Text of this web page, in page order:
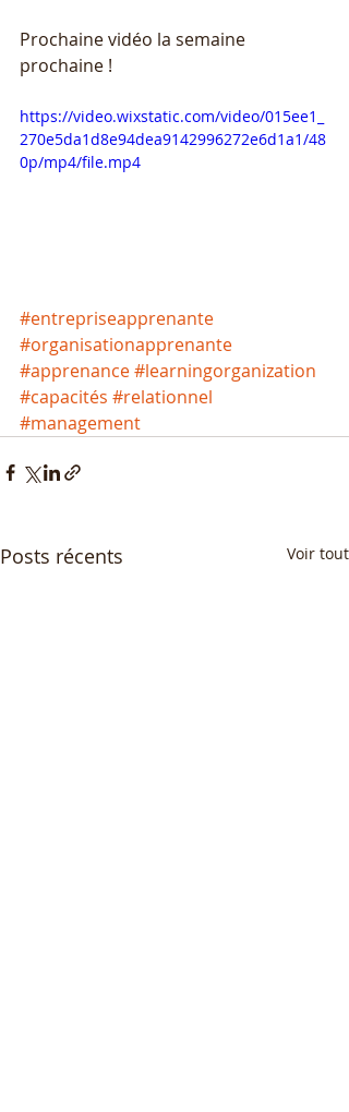
Prochaine vidéo la semaine
prochaine !
https://video.wixstatic.com/video/015ee1_
270e5da1d8e94dea9142996272e6d1a1/48
0p/mp4/file.mp4
#entrepriseapprenante
#organisationapprenante
#apprenance#learningorganization
#capacités #relationnel
#management
Posts récents Voir tout